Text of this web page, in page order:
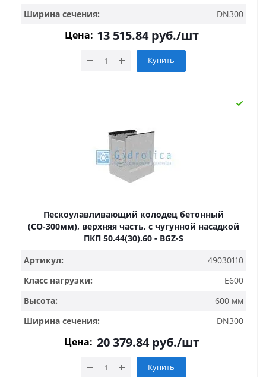
Ширина сечения:
DN300
Цена: 13 515.84руб./шт
Купить
Пескоулавливающий колодец бетонный
(СО-300мм), верхняя часть, с чугунной насадкой
ПКП 50.44(30).60 - BGZ-S
Артикул:
49030110
Класс нагрузки:
E600
Высота:
600 мм
Ширина сечения:
DN300
Цена: 20 379.84руб./шт
Купить